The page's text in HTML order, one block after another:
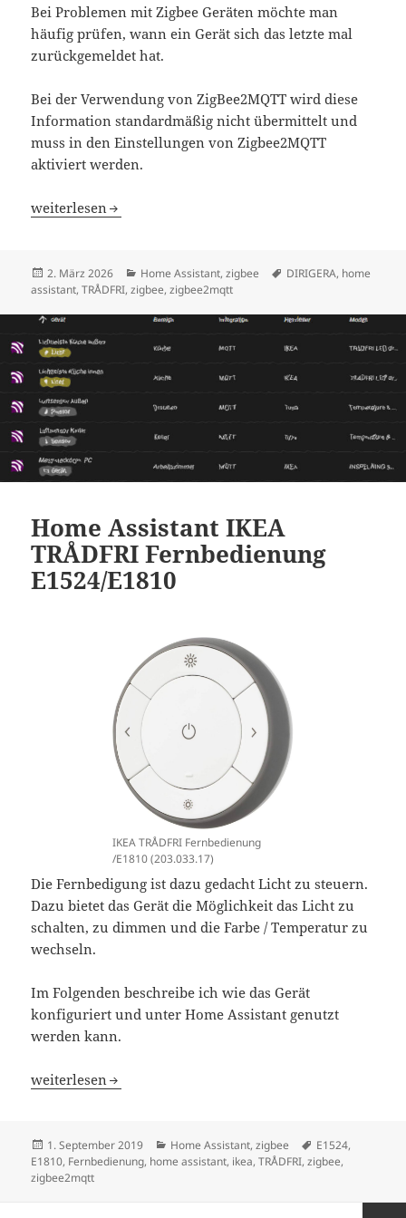
Bei Problemen mit Zigbee Geräten möchte man
häufig prüfen, wann ein Gerät sich das letzte mal
zurückgemeldet hat.
Bei der Verwendung von ZigBee2MQTT wird diese
Information standardmäßig nicht übermittelt und
muss in den Einstellungen von Zigbee2MQTT
aktiviert werden.
Home Assistant Zigbee Last Seen
weiterlesen
Veröffentlicht
am
2. März 2026 Kategorien
Home Assistant,zigbee Schlagwörter
DIRIGERA, home
assistant,TRÅDFRI,zigbee,zigbee2mqtt
Home Assistant IKEA
TRÅDFRI Fernbedienung
E1524/E1810
IKEA TRÅDFRI Fernbedienung
/E1810 (203.033.17)
Die Fernbedigung ist dazu gedacht Licht zu steuern.
Dazu bietet das Gerät die Möglichkeit das Licht zu
schalten, zu dimmen und die Farbe / Temperatur zu
wechseln.
Im Folgenden beschreibe ich wie das Gerät
konfiguriert und unter Home Assistant genutzt
werden kann.
Home Assistant IKEA TRÅDFRI Fernbedienung E1524/
weiterlesen
Veröffentlicht
am
1. September 2019 Kategorien
Home Assistant,zigbee Schlagwörter
E1524,
E1810, Fernbedienung, home assistant, ikea,TRÅDFRI,zigbee,
zigbee2mqtt